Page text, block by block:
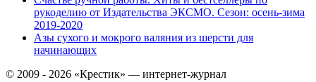
рукоделию от Издательства ЭКСМО. Сезон: осень-зима
2019-2020
Азы сухого и мокрого валяния из шерсти для
начинающих
© 2009 - 2026 «Крестик» — интернет-журнал